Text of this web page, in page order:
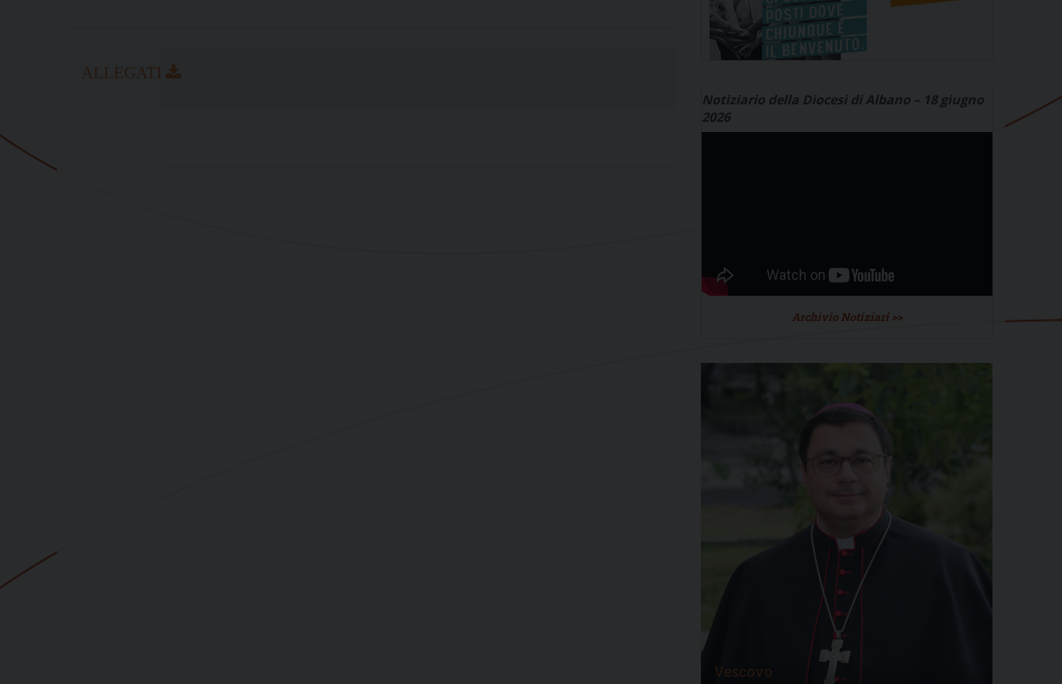
Notiziario della Diocesi di Albano – 18 giugno
2026
Archivio Notiziari >>
Vescovo